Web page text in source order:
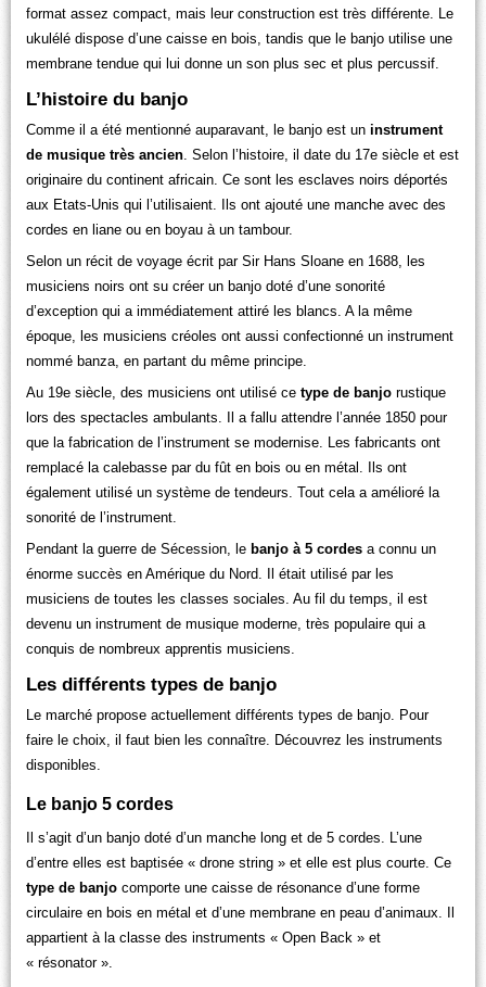
format assez compact, mais leur construction est très différente. Le
ukulélé dispose d’une caisse en bois, tandis que le banjo utilise une
membrane tendue qui lui donne un son plus sec et plus percussif.
L’histoire du banjo
Comme il a été mentionné auparavant, le banjo est uninstrument
de musique très ancien. Selon l’histoire, il date du 17e siècle et est
originaire du continent africain. Ce sont les esclaves noirs déportés
aux Etats-Unis qui l’utilisaient. Ils ont ajouté une manche avec des
cordes en liane ou en boyau à un tambour.
Selon un récit de voyage écrit par Sir Hans Sloane en 1688, les
musiciens noirs ont su créer un banjo doté d’une sonorité
d’exception qui a immédiatement attiré les blancs. A la même
époque, les musiciens créoles ont aussi confectionné un instrument
nommé banza, en partant du même principe.
Au 19e siècle, des musiciens ont utilisé cetype de banjo rustique
lors des spectacles ambulants. Il a fallu attendre l’année 1850 pour
que la fabrication de l’instrument se modernise. Les fabricants ont
remplacé la calebasse par du fût en bois ou en métal. Ils ont
également utilisé un système de tendeurs. Tout cela a amélioré la
sonorité de l’instrument.
Pendant la guerre de Sécession, le banjo à 5 cordes a connu un
énorme succès en Amérique du Nord. Il était utilisé par les
musiciens de toutes les classes sociales. Au fil du temps, il est
devenu un instrument de musique moderne, très populaire qui a
conquis de nombreux apprentis musiciens.
Les différents types de banjo
Le marché propose actuellement différents types de banjo. Pour
faire le choix, il faut bien les connaître. Découvrez les instruments
disponibles.
Le banjo 5 cordes
Il s’agit d’un banjo doté d’un manche long et de 5 cordes. L’une
d’entre elles est baptisée « drone string » et elle est plus courte. Ce
type de banjo comporte une caisse de résonance d’une forme
circulaire en bois en métal et d’une membrane en peau d’animaux. Il
appartient à la classe des instruments « Open Back » et
« résonator ».